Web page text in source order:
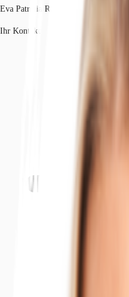
Eva Patricia Rogowski
Ihr Kontakt